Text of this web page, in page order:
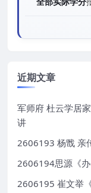
近期文章
军师府 杜云学居
讲
2606193 杨戬 亲
2606194思源《
2606195 崔文举